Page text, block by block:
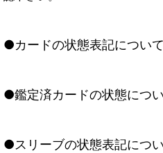
●カードの状態表記につい
●鑑定済カードの状態につ
●スリーブの状態表記につ